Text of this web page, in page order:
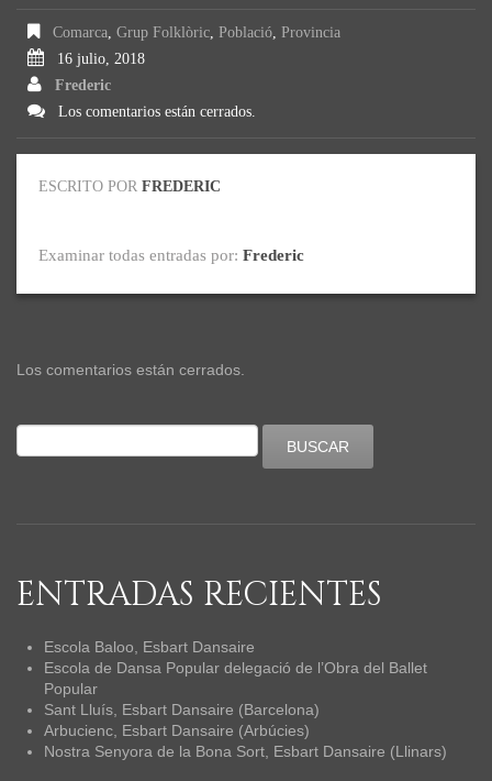
Comarca, Grup Folklòric, Població, Provincia
16 julio, 2018
Frederic
Los comentarios están cerrados.
ESCRITO POR FREDERIC
Examinar todas entradas por: Frederic
Los comentarios están cerrados.
ENTRADAS RECIENTES
Escola Baloo, Esbart Dansaire
Escola de Dansa Popular delegació de l’Obra del Ballet
Popular
Sant Lluís, Esbart Dansaire (Barcelona)
Arbucienc, Esbart Dansaire (Arbúcies)
Nostra Senyora de la Bona Sort, Esbart Dansaire (Llinars)